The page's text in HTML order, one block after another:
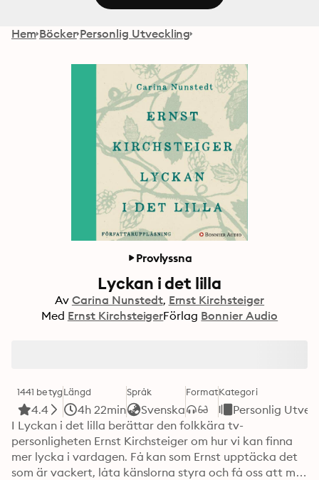
Hem Böcker Personlig Utveckling
Provlyssna
Lyckan i det lilla
Av Carina Nunstedt Ernst Kirchsteiger
Med Ernst KirchsteigerFörlag Bonnier Audio
1441 betyg
4.4
Längd
4h 22min
Språk
Svenska
FormatKategori
Personlig
I Lyckan i det lilla berättar den folkkära tv-
personligheten Ernst Kirchsteiger om hur vi kan finna
mer lycka i vardagen. Få kan som Ernst upptäcka det
som är vackert, låta känslorna styra och få oss att må